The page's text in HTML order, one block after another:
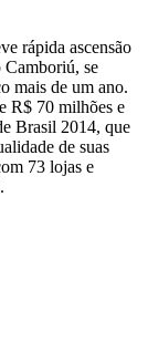
rápida ascensão
Camboriú, se
mais de um ano.
R$ 70 milhões e
Brasil 2014, que
de suas
73 lojas e